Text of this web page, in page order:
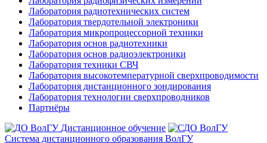
Лаборатория радиотехнических систем
Лаборатория твердотельной электроники
Лаборатория микропроцессорной техники
Лаборатория основ радиотехники
Лаборатория основ радиоэлектроники
Лаборатория техники СВЧ
Лаборатория высокотемпературной сверхпроводимости
Лаборатория дистанционного зондирования
Лаборатория технологии сверхпроводников
Партнёры
Дистанционное обучение
Система дистанционного образования ВолГУ